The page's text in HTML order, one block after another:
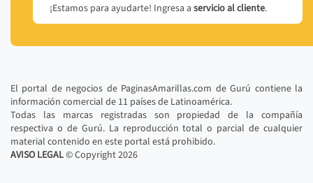
¡Estamos para ayudarte! Ingresa a servicio al cliente.
El portal de negocios de PaginasAmarillas.com de Gurú contiene la
información comercial de 11 países de Latinoamérica.
Todas las marcas registradas son propiedad de la compañía
respectiva o de Gurú. La reproducción total o parcial de cualquier
material contenido en este portal está prohibido.
AVISO LEGAL© Copyright2026